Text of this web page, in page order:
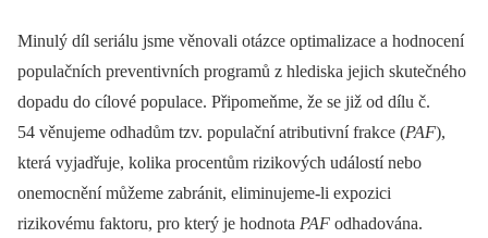
Minulý díl seriálu jsme věnovali otázce optimalizace a hodnocení
populačních preventivních programů z hlediska jejich skutečného
dopadu do cílové populace. Připomeňme, že se již od dílu č.
54 věnujeme odhadům tzv. populační atributivní frakce (PAF),
která vyjadřuje, kolika procentům rizikových událostí nebo
onemocnění můžeme zabránit, eliminujeme-li expozici
rizikovému faktoru, pro který je hodnota PAF odhadována.